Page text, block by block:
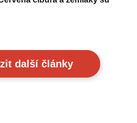
další články